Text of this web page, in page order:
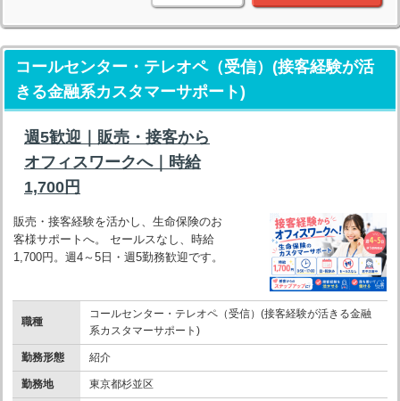
コールセンター・テレオペ（受信）(接客経験が活
きる金融系カスタマーサポート)
週5歓迎｜販売・接客から
オフィスワークへ｜時給
1,700円
販売・接客経験を活かし、生命保険のお
客様サポートへ。 セールスなし、時給
1,700円。週4～5日・週5勤務歓迎です。
職種
コールセンター・テレオペ（受信）(接客経験が活きる金融
系カスタマーサポート)
勤務形態 紹介
勤務地 東京都杉並区